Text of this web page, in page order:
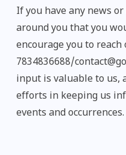
If you have any news
around you that you
encourage you to reach
7834836688/
input is valuable to us,
efforts in keeping us
events and occurrences.